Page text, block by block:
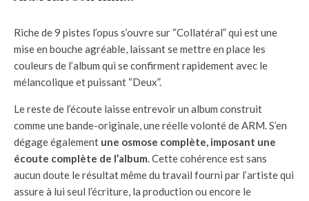
Riche de 9 pistes l’opus s’ouvre sur “Collatéral” qui est une
mise en bouche agréable, laissant se mettre en place les
couleurs de l’album qui se confirment rapidement avec le
mélancolique et puissant “Deux”.
Le reste de l’écoute laisse entrevoir un album construit
comme une bande-originale, une réelle volonté de ARM. S’en
dégage également une osmose complète, imposant une
écoute complète de l’album. Cette cohérence est sans
aucun doute le résultat même du travail fourni par l’artiste qui
assure à lui seul l’écriture, la production ou encore le